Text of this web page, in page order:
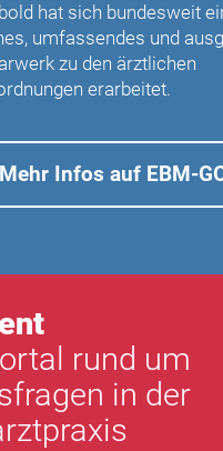
hat sich bundesweit
umfassendes und
zu den ärztlichen
erarbeitet.
Mehr Infos auf EBM-
rund um
in der